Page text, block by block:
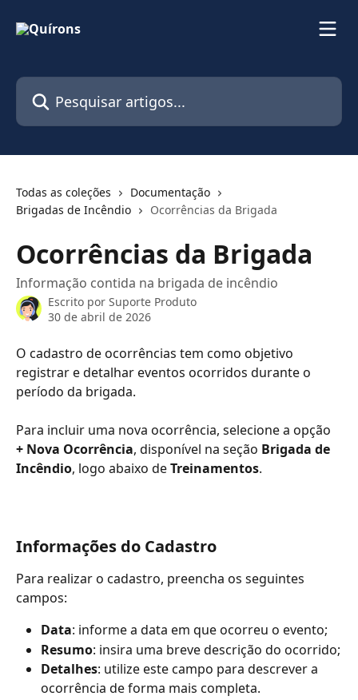
Pesquisar artigos...
Todas as coleções
Documentação
Brigadas de Incêndio
Ocorrências da Brigada
Ocorrências da Brigada
Informação contida na brigada de incêndio
Escrito por Suporte Produto
30 de abril de 2026
O cadastro de ocorrências tem como objetivo
registrar e detalhar eventos ocorridos durante o
período da brigada.
Para incluir uma nova ocorrência, selecione a opção
+ Nova Ocorrência, disponível na seção Brigada de
Incêndio, logo abaixo de Treinamentos.
Informações do Cadastro
Para realizar o cadastro, preencha os seguintes
campos:
Data: informe a data em que ocorreu o evento;
Resumo: insira uma breve descrição do ocorrido;
Detalhes: utilize este campo para descrever a
ocorrência de forma mais completa.